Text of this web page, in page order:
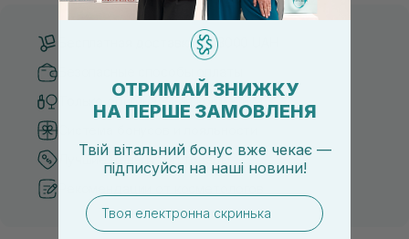
Бесплатная доставка от 3000 UAH
Только оригинальная косметика
Лучшие цены и топ товары
ОТРИМАЙ ЗНИЖКУ
НА ПЕРШЕ ЗАМОВЛЕНЯ
Твій вітальний бонус вже чекає —
підписуйся на наші новини!
email